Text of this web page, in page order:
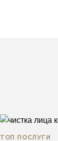
ТОП ПОСЛУГИ